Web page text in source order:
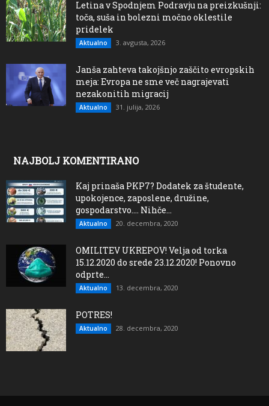
Letina v Spodnjem Podravju na preizkušnji:
toča, suša in bolezni močno oklestile
pridelek
Aktualno 3. avgusta, 2026
Janša zahteva takojšnjo zaščito evropskih
meja: Evropa ne sme več nagrajevati
nezakonitih migracij
Aktualno 31. julija, 2026
NAJBOLJ KOMENTIRANO
Kaj prinaša PKP7? Dodatek za študente,
upokojence, zaposlene, družine,
gospodarstvo…. Nihče...
Aktualno 20. decembra, 2020
OMILITEV UKREPOV! Velja od torka
15.12.2020 do srede 23.12.2020! Ponovno
odprte...
Aktualno 13. decembra, 2020
POTRES!
Aktualno 28. decembra, 2020